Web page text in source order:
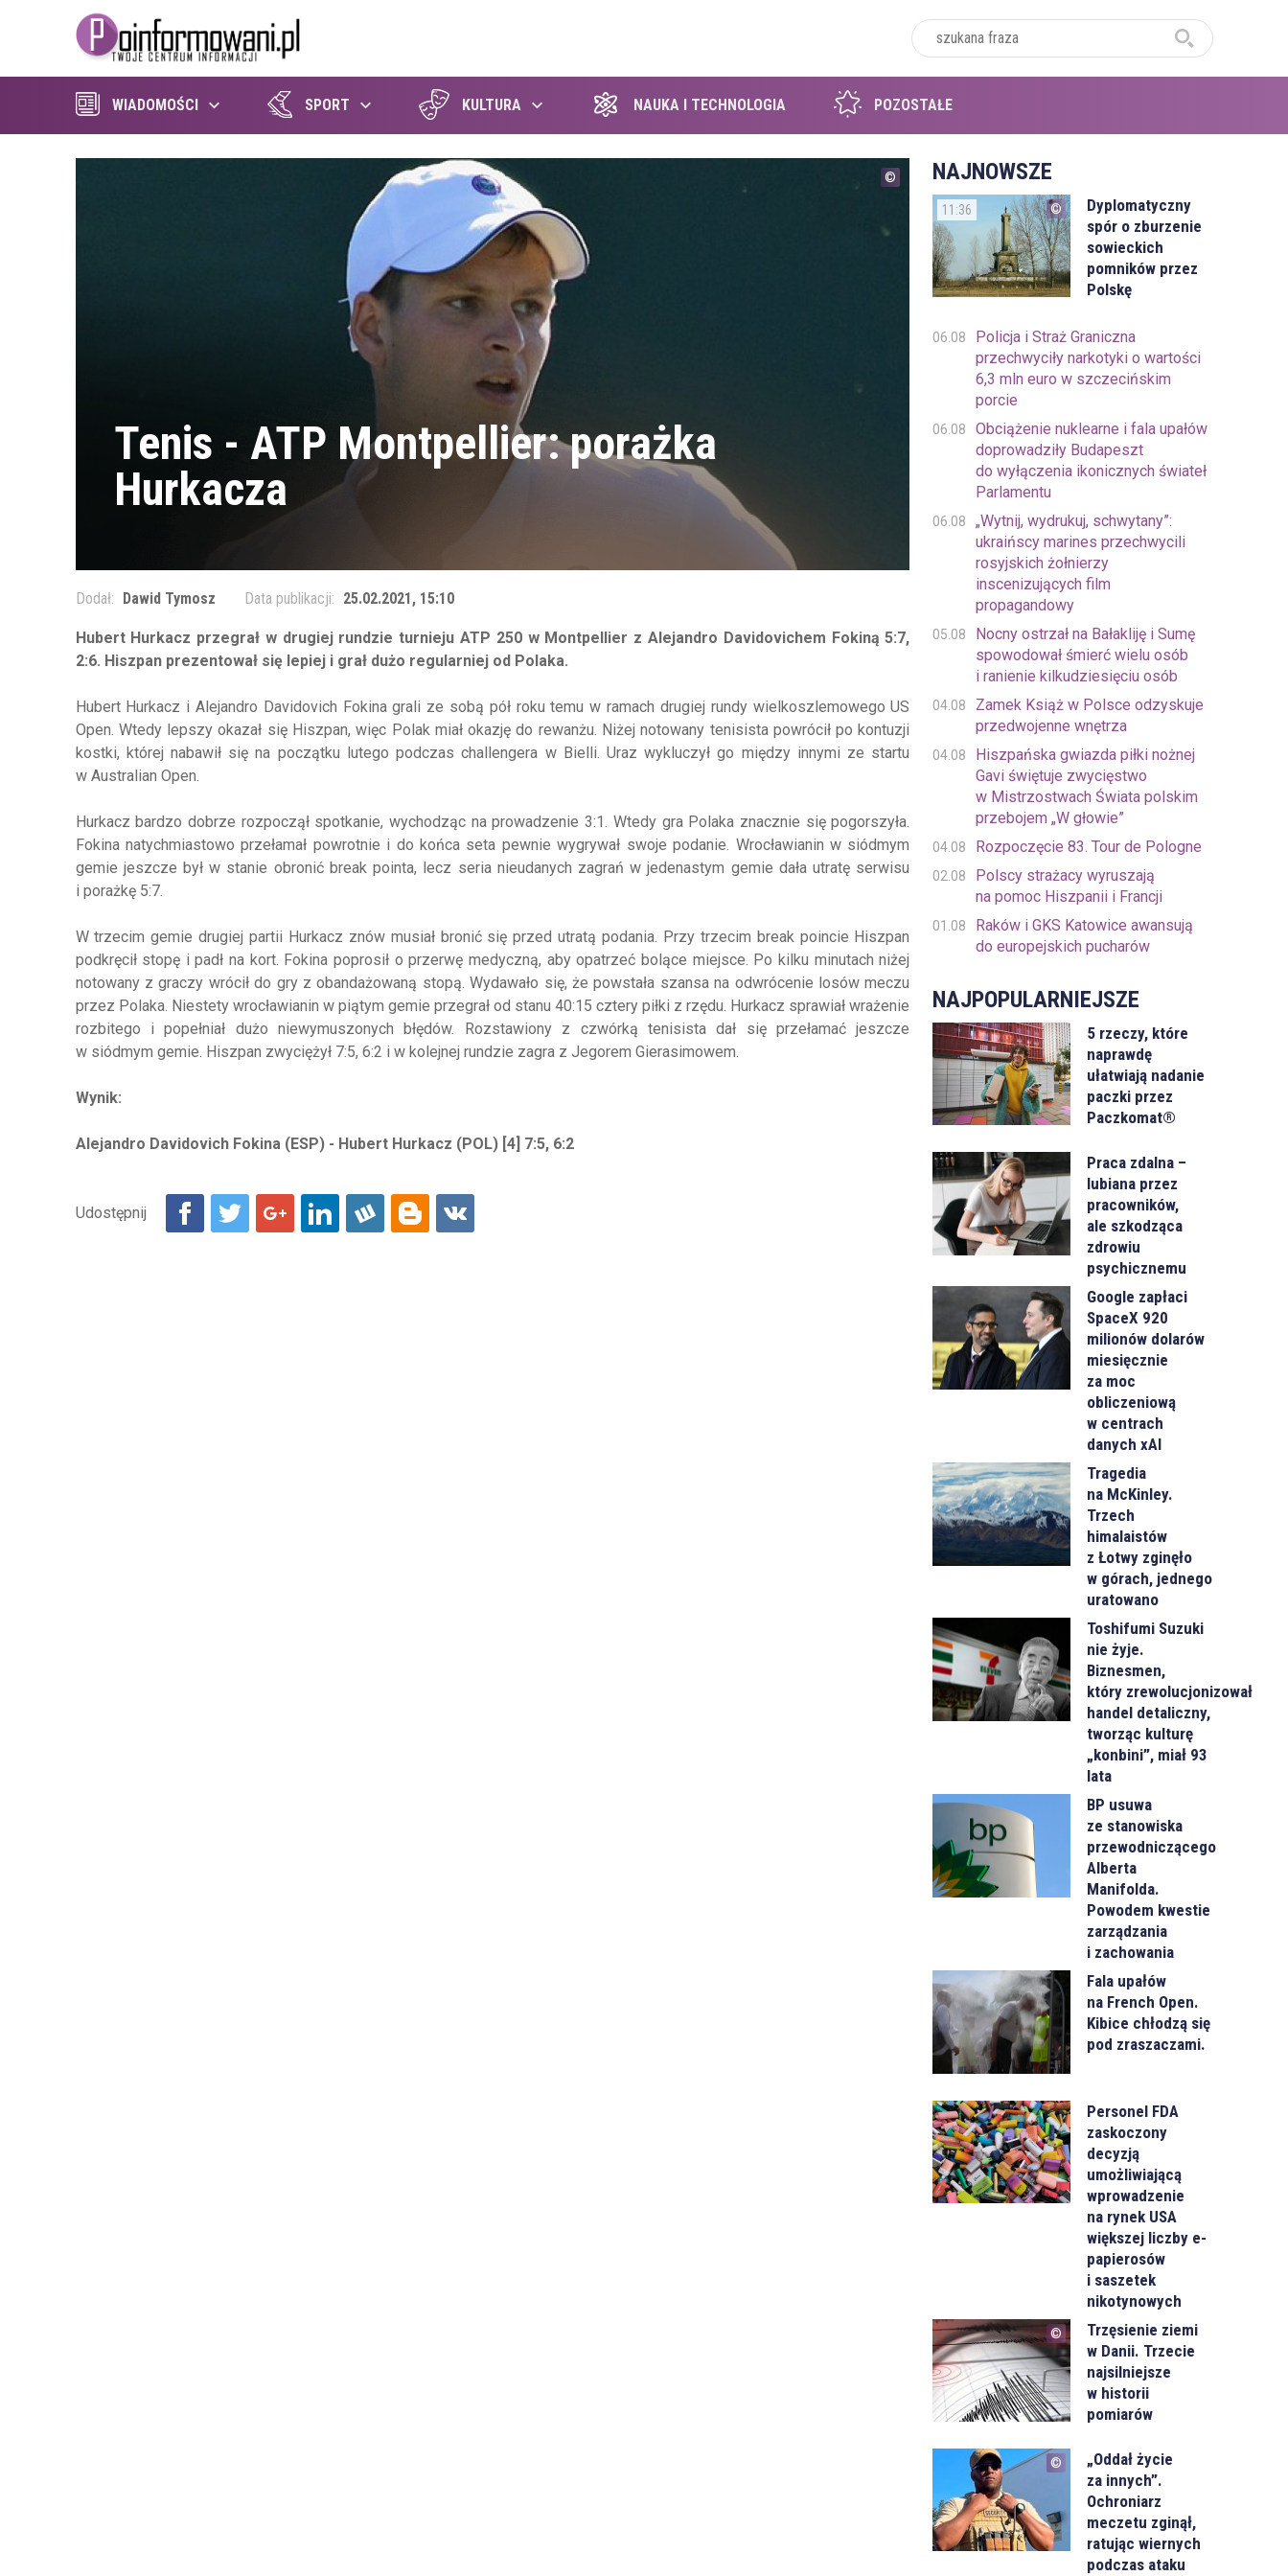
WIADOMOŚCI SPORT KULTURA NAUKA I TECHNOLOGIA POZOSTAŁE
Tenis - ATP Montpellier: porażka
Hurkacza
Dodał: Dawid Tymosz Data publikacji: 25.02.2021, 15:10
Hubert Hurkacz przegrał w drugiej rundzie turnieju ATP 250 w Montpellier z Alejandro Davidovichem Fokiną 5:7,
2:6. Hiszpan prezentował się lepiej i grał dużo regularniej od Polaka.
Hubert Hurkacz i Alejandro Davidovich Fokina grali ze sobą pół roku temu w ramach drugiej rundy wielkoszlemowego US
Open. Wtedy lepszy okazał się Hiszpan, więc Polak miał okazję do rewanżu. Niżej notowany tenisista powrócił po kontuzji
kostki, której nabawił się na początku lutego podczas challengera w Bielli. Uraz wykluczył go między innymi ze startu
w Australian Open.
Hurkacz bardzo dobrze rozpoczął spotkanie, wychodząc na prowadzenie 3:1. Wtedy gra Polaka znacznie się pogorszyła.
Fokina natychmiastowo przełamał powrotnie i do końca seta pewnie wygrywał swoje podanie. Wrocławianin w siódmym
gemie jeszcze był w stanie obronić break pointa, lecz seria nieudanych zagrań w jedenastym gemie dała utratę serwisu
i porażkę 5:7.
W trzecim gemie drugiej partii Hurkacz znów musiał bronić się przed utratą podania. Przy trzecim break poincie Hiszpan
podkręcił stopę i padł na kort. Fokina poprosił o przerwę medyczną, aby opatrzeć bolące miejsce. Po kilku minutach niżej
notowany z graczy wrócił do gry z obandażowaną stopą. Wydawało się, że powstała szansa na odwrócenie losów meczu
przez Polaka. Niestety wrocławianin w piątym gemie przegrał od stanu 40:15 cztery piłki z rzędu. Hurkacz sprawiał wrażenie
rozbitego i popełniał dużo niewymuszonych błędów. Rozstawiony z czwórką tenisista dał się przełamać jeszcze
w siódmym gemie. Hiszpan zwyciężył 7:5, 6:2 i w kolejnej rundzie zagra z Jegorem Gierasimowem.
Wynik:
Alejandro Davidovich Fokina (ESP) - Hubert Hurkacz (POL) [4] 7:5, 6:2
NAJNOWSZE
11:36
Dyplomatyczny
spór o zburzenie
sowieckich
pomników przez
Polskę
06.08
Policja i Straż Graniczna
przechwyciły narkotyki o wartości
6,3 mln euro w szczecińskim
porcie
06.08
Obciążenie nuklearne i fala upałów
doprowadziły Budapeszt
do wyłączenia ikonicznych świateł
Parlamentu
06.08
„Wytnij, wydrukuj, schwytany”:
ukraińscy marines przechwycili
rosyjskich żołnierzy
inscenizujących film
propagandowy
05.08
Nocny ostrzał na Bałakliję i Sumę
spowodował śmierć wielu osób
i ranienie kilkudziesięciu osób
04.08
Zamek Książ w Polsce odzyskuje
przedwojenne wnętrza
04.08
Hiszpańska gwiazda piłki nożnej
Gavi świętuje zwycięstwo
w Mistrzostwach Świata polskim
przebojem „W głowie”
04.08 Rozpoczęcie 83. Tour de Pologne
02.08
Polscy strażacy wyruszają
na pomoc Hiszpanii i Francji
01.08
Raków i GKS Katowice awansują
do europejskich pucharów
NAJPOPULARNIEJSZE
5 rzeczy, które
naprawdę
ułatwiają nadanie
paczki przez
Paczkomat®
Praca zdalna –
lubiana przez
pracowników,
ale szkodząca
zdrowiu
psychicznemu
Google zapłaci
SpaceX 920
milionów dolarów
miesięcznie
za moc
obliczeniową
w centrach
danych xAI
Tragedia
na McKinley.
Trzech
himalaistów
z Łotwy zginęło
w górach, jednego
uratowano
Toshifumi Suzuki
nie żyje.
Biznesmen,
który zrewolucjonizował
handel detaliczny,
tworząc kulturę
„konbini”, miał 93
lata
BP usuwa
ze stanowiska
przewodniczącego
Alberta
Manifolda.
Powodem kwestie
zarządzania
i zachowania
Fala upałów
na French Open.
Kibice chłodzą się
pod zraszaczami.
Personel FDA
zaskoczony
decyzją
umożliwiającą
wprowadzenie
na rynek USA
większej liczby e-
papierosów
i saszetek
nikotynowych
Trzęsienie ziemi
w Danii. Trzecie
najsilniejsze
w historii
pomiarów
„Oddał życie
za innych”.
Ochroniarz
meczetu zginął,
ratując wiernych
podczas ataku